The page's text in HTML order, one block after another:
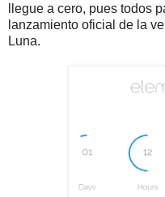
llegue a cero, pues todos
lanzamiento oficial de la
Luna.